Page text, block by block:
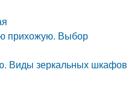
прихожую. Выбор
Виды зеркальных шкафов